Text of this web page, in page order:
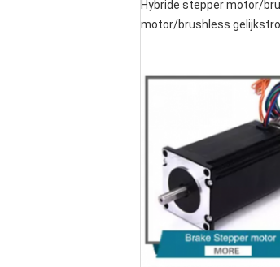
Hybride stepper motor/
motor/brushless